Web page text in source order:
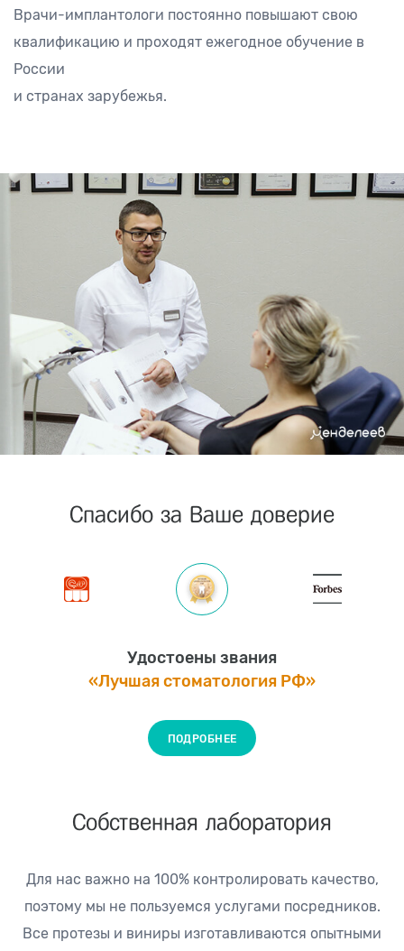
Врачи-имплантологи постоянно повышают свою
квалификацию и проходят ежегодное обучение в
России
и странах зарубежья.
Спасибо за Ваше доверие
Удостоены звания
«Лучшая стоматология РФ»
ПОДРОБНЕЕ
Собственная лаборатория
Для нас важно на 100% контролировать качество,
поэтому мы не пользуемся услугами посредников.
Все протезы и виниры изготавливаются опытными